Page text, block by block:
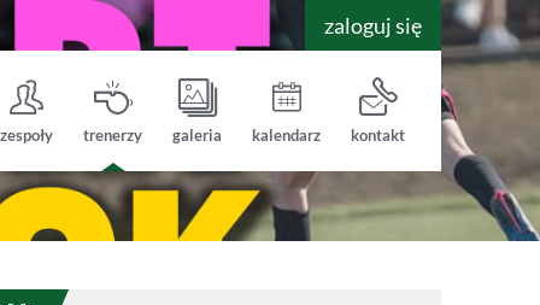
zaloguj się
zespoły trenerzy galeria kalendarz kontakt